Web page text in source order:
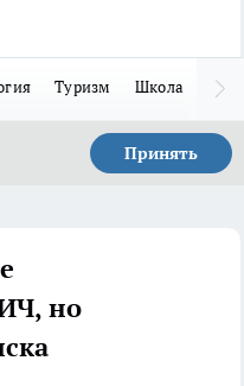
Туризм Школа
Принять
но